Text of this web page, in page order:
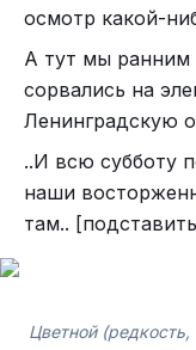
осмотр какой-
А тут мы ранним
сорвались на
Ленинградскую
..И всю субботу
наши
там..
Цветной